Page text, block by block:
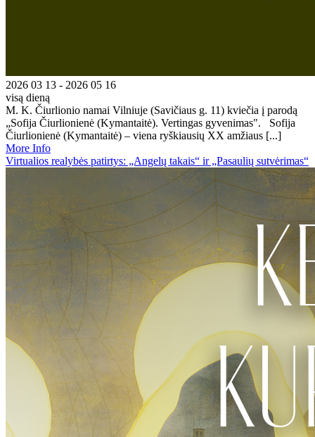
2026 03 13 - 2026 05 16
visą dieną
M. K. Čiurlionio namai Vilniuje (Savičiaus g. 11) kviečia į parodą
„Sofija Čiurlionienė (Kymantaitė). Vertingas gyvenimas". Sofija
Čiurlionienė (Kymantaitė) – viena ryškiausių XX amžiaus [...]
More Info
Virtualios realybės patirtys: „Angelų takais“ ir „Pasaulių sutvėrimas“